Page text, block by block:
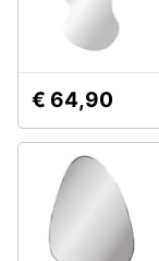
€ 64,90